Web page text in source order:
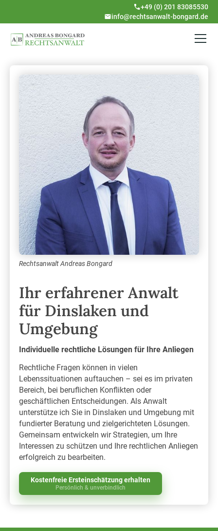
+49 (0) 201 83085530
info@rechtsanwalt-bongard.de
Ihr erfahrener Anwalt
für Dinslaken und
Umgebung
Individuelle rechtliche Lösungen für Ihre Anliegen
Rechtliche Fragen können in vielen
Lebenssituationen auftauchen – sei es im privaten
Bereich, bei beruflichen Konflikten oder
geschäftlichen Entscheidungen. Als Anwalt
unterstütze ich Sie in Dinslaken und Umgebung mit
fundierter Beratung und zielgerichteten Lösungen.
Gemeinsam entwickeln wir Strategien, um Ihre
Interessen zu schützen und Ihre rechtlichen Anliegen
erfolgreich zu bearbeiten.
Kostenfreie Ersteinschätzung erhalten
Persönlich & unverbindlich
Rechtsanwalt Andreas Bongard